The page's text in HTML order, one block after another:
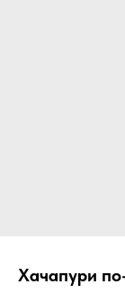
Хачапури